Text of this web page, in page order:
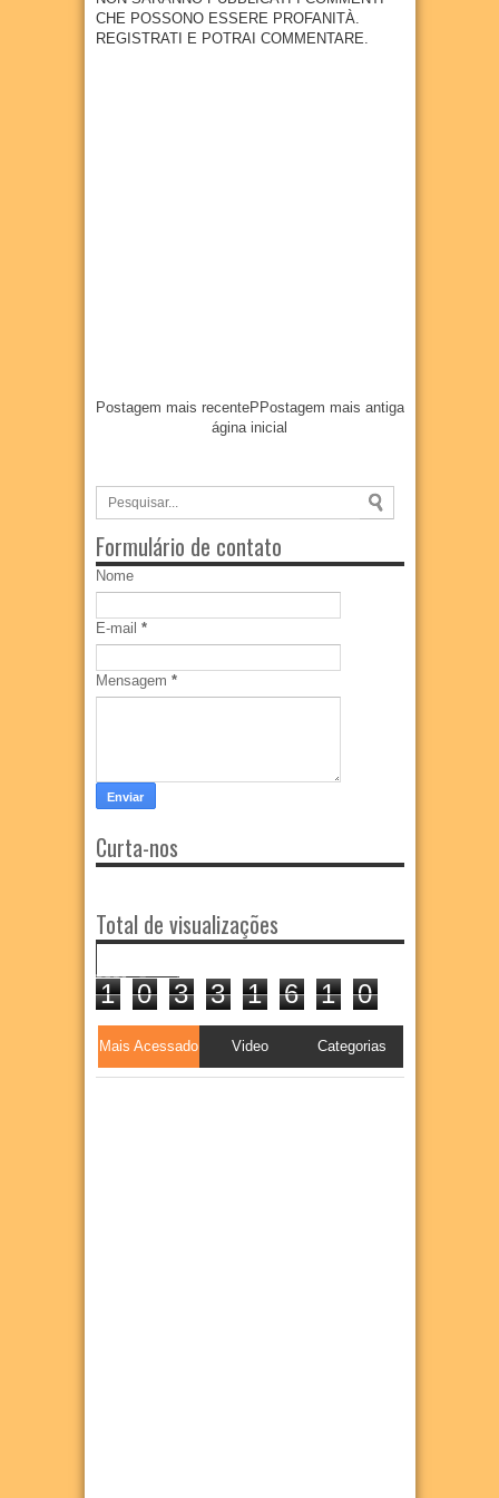
previs
ão de
300
CHE POSSONO ESSERE PROFANITÀ.
REGISTRATI E POTRAI COMMENTARE.
Postagem mais recente Postagem mais antiga
P
ágina inicial
Formulário de contato
Nome
E-mail *
Mensagem *
Curta-nos
Total de visualizações
1 0 3 3 1 6 1 0
Mais Acessado Video Categorias